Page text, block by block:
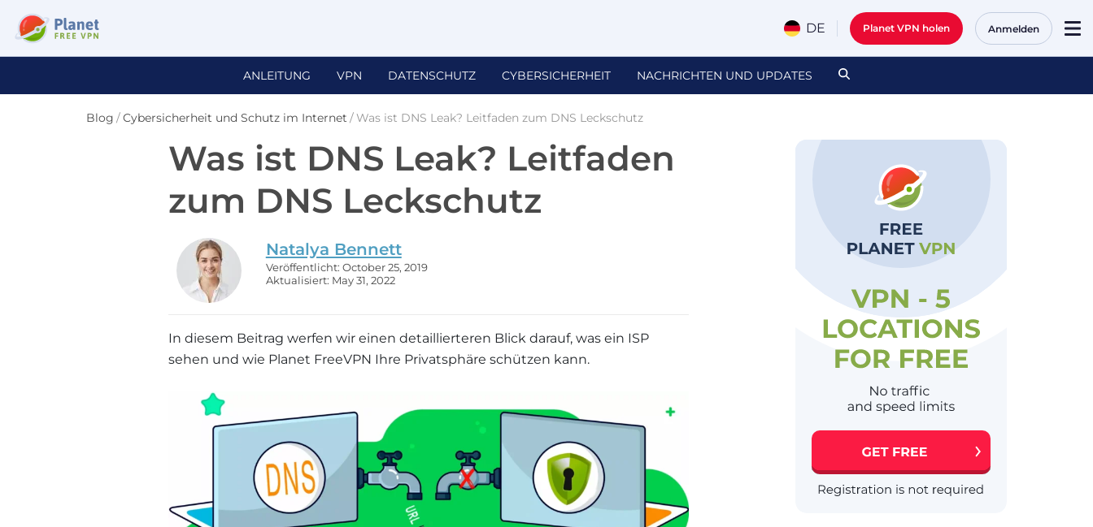
DE Planet VPN holen Anmelden
ANLEITUNG VPN DATENSCHUTZ CYBERSICHERHEIT NACHRICHTEN UND UPDATES
Blog /Cybersicherheit und Schutz im Internet /Was ist DNS Leak? Leitfaden zum DNS Leckschutz
Was ist DNS Leak? Leitfaden
zum DNS Leckschutz
Natalya Bennett
Veröffentlicht: October 25, 2019
Aktualisiert: May 31, 2022
In diesem Beitrag werfen wir einen detaillierteren Blick darauf, was ein ISP
sehen und wie Planet FreeVPN Ihre Privatsphäre schützen kann.